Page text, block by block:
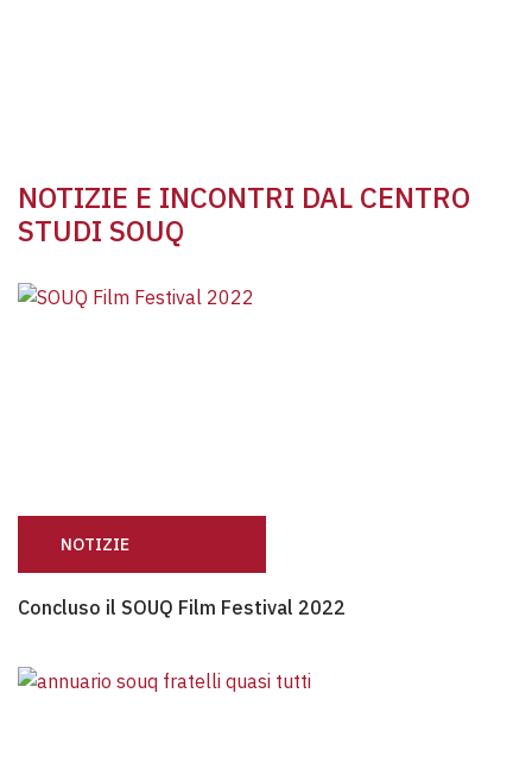
NOTIZIE E INCONTRI DAL CENTRO
STUDI SOUQ
NOTIZIE
Concluso il SOUQ Film Festival 2022